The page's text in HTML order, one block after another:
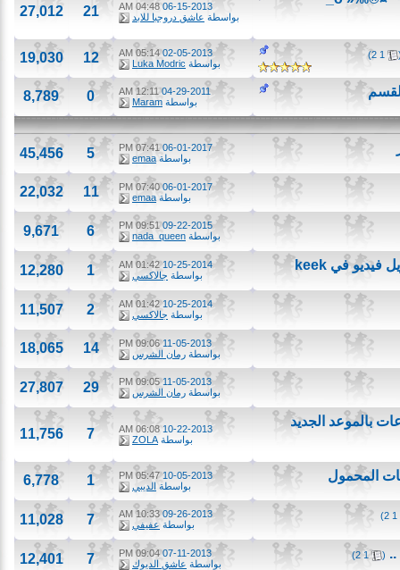
06-15-2013
04:48 AM
بواسطةعاشق دروجبا للابد 27,012
2
)
02-05-2013
05:14 AM
بواسطةLuka Modric
12
19,030
04-29-2011
12:11 AM
بواسطةMaram
0
8,789
06-01-2017
07:41 PM
بواسطةemaa
5
45,456
06-01-2017
07:40 PM
بواسطةemaa
11
22,032
09-22-2015
09:51 PM
بواسطةnada_queen
6
9,671
10-25-2014
01:42 AM
بواسطةجالاكسي 1
12,280
10-25-2014
01:42 AM
بواسطةجالاكسي 2
11,507
11-05-2013
09:06 PM
بواسطةرمان الشرس 14
18,065
11-05-2013
09:05 PM
بواسطةرمان الشرس 29
27,807
10-22-2013
06:08 AM
بواسطةZOLA
11,756
المحمول 10-05-2013
05:47 PM
بواسطةالديبي 1
6,778
09-26-2013
10:33 AM
بواسطةعفيفي 7
11,028
1
2
)
07-11-2013
09:04 PM
بواسطةعاشق الديوك 7
12,401